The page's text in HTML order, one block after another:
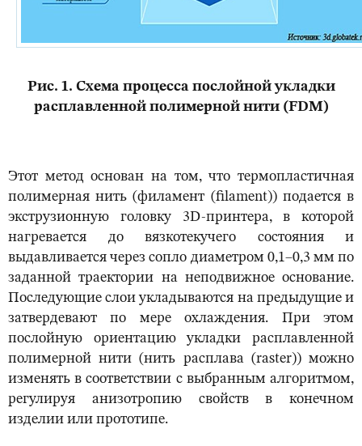
Рис. 1. Схема процесса послойной укладки
расплавленной полимерной нити (FDM)
Этот метод основан на том, что термопластичная
полимерная нить (филамент (filament)) подается в
экструзионную головку 3D-принтера, в которой
нагревается до вязкотекучего состояния и
выдавливается через сопло диаметром 0,1–0,3 мм по
заданной траектории на неподвижное основание.
Последующие слои укладываются на предыдущие и
затвердевают по мере охлаждения. При этом
послойную ориентацию укладки расплавленной
полимерной нити (нить расплава (raster)) можно
изменять в соответствии с выбранным алгоритмом,
регулируя анизотропию свойств в конечном
изделии или прототипе.